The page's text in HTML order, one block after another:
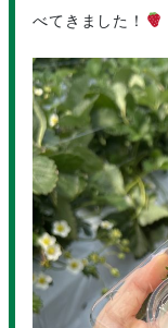
べてきました！